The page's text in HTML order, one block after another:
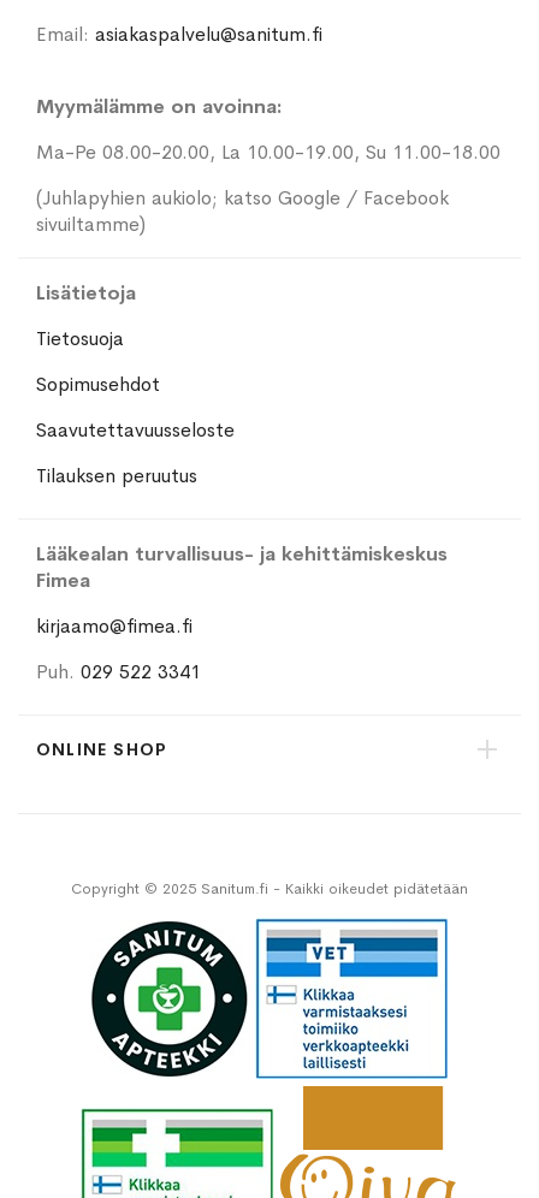
Email: asiakaspalvelu@sanitum.fi
Myymälämme on avoinna:
Ma-Pe 08.00-20.00, La 10.00-19.00, Su 11.00-18.00
(Juhlapyhien aukiolo; katso Google / Facebook
sivuiltamme)
Lisätietoja
Tietosuoja
Sopimusehdot
Saavutettavuusseloste
Tilauksen peruutus
Lääkealan turvallisuus- ja kehittämiskeskus
Fimea
kirjaamo@fimea.fi
Puh. 029 522 3341
ONLINE SHOP
Copyright © 2025 Sanitum.fi - Kaikki oikeudet pidätetään